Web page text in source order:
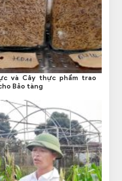
và Cây thực phẩm trao
Bảo tàng